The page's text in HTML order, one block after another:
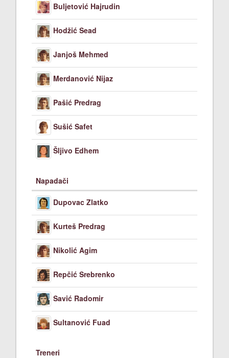
Buljetović Hajrudin
Hodžić Sead
Janjoš Mehmed
Merdanović Nijaz
Pašić Predrag
Sušić Safet
Šljivo Edhem
Napadači
Dupovac Zlatko
Kurteš Predrag
Nikolić Agim
Repčić Srebrenko
Savić Radomir
Sultanović Fuad
Treneri